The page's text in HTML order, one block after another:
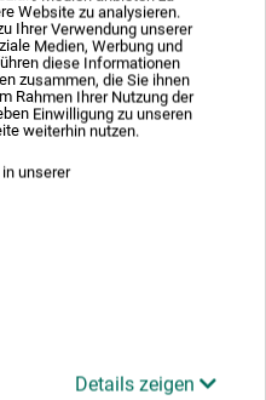
Website zu analysieren.
Ihrer Verwendung unserer
Medien, Werbung und
diese Informationen
zusammen, die Sie ihnen
Rahmen Ihrer Nutzung der
Einwilligung zu unseren
weiterhin nutzen.
unserer
Details zeigen
kontakt
for dette
GmbH